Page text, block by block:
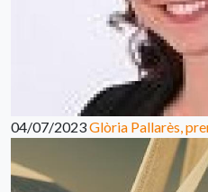
04/07/2023Glòria Pallarès,